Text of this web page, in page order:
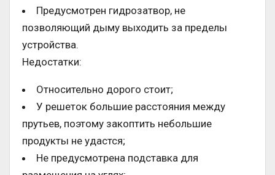
Предусмотрен гидрозатвор, не
позволяющий дыму выходить за пределы
устройства.
Недостатки:
Относительно дорого стоит;
У решеток большие расстояния между
прутьев, поэтому закоптить небольшие
продукты не удастся;
Не предусмотрена подставка для